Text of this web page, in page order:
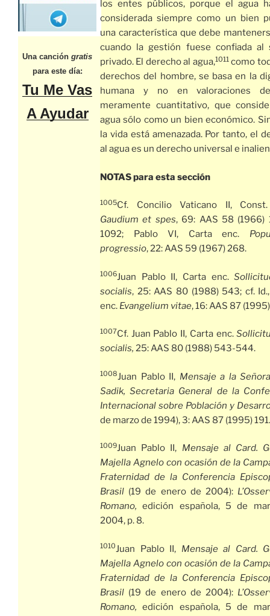
Una canción gratis
para este día:
Tu Me Vas
A Ayudar
los entes públicos, porque el agua
considerada siempre como un bien
una característica que debe
cuando la gestión fuese confiada al
privado. El derecho al agua,1011como
derechos del hombre, se basa en la
humana y no en valoraciones
meramente cuantitativo, que
agua sólo como un bien económico.
la vida está amenazada. Por tanto, el
al agua es un derecho universal e
NOTAS para esta sección
1005Cf. Concilio Vaticano II,
Gaudium et spes, 69: AAS 58 (1966)
1092; Pablo VI, Carta enc.
progressio, 22: AAS 59 (1967) 268.
1006Juan Pablo II, Carta enc.
socialis, 25: AAS 80 (1988) 543; cf.
enc. Evangelium vitae, 16: AAS 87
1007Cf. Juan Pablo II, Carta enc.
socialis, 25: AAS 80 (1988) 543-544.
1008Juan Pablo II, Mensaje a la
Sadik, Secretaria General de la
Internacional sobre Población y
de marzo de 1994), 3: AAS 87 (1995) 191.
1009Juan Pablo II, Mensaje al Card.
Majella Agnelo con ocasión de la
Fraternidad de la Conferencia
Brasil (19 de enero de 2004):
Romano, edición española, 5 de
2004, p. 8.
1010Juan Pablo II, Mensaje al Card.
Majella Agnelo con ocasión de la
Fraternidad de la Conferencia
Brasil (19 de enero de 2004):
Romano, edición española, 5 de